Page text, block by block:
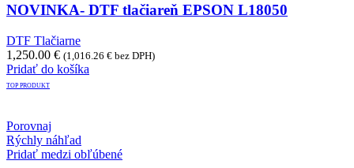
NOVINKA- DTF tlačiareň EPSON L18050
DTF Tlačiarne
1,250.00 € (1,016.26 € bez DPH)
Pridať do košíka
TOP PRODUKT
Porovnaj
Rýchly náhľad
Pridať medzi obľúbené